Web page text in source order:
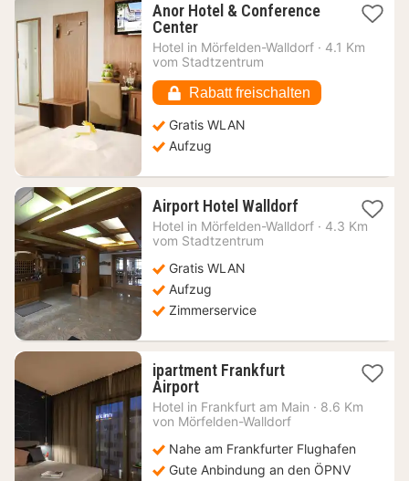
Anor Hotel & Conference
Center1
Nacht
ab
€
Hotel in Mörfelden-Walldorf · 4.1 Km
vom Stadtzentrum
Rabatt freischalten
Gratis WLAN
Aufzug
Airport Hotel Walldorf1
Nacht
Hotel in Mörfelden-Walldorf · 4.3 Km
vom Stadtzentrum
Gratis WLAN
Aufzug
Zimmerservice
ipartment Frankfurt
Airport2
Nächte
ab
€
Hotel in Frankfurt am Main · 8.6 Km
von Mörfelden-Walldorf
Nahe am Frankfurter Flughafen
Gute Anbindung an den ÖPNV